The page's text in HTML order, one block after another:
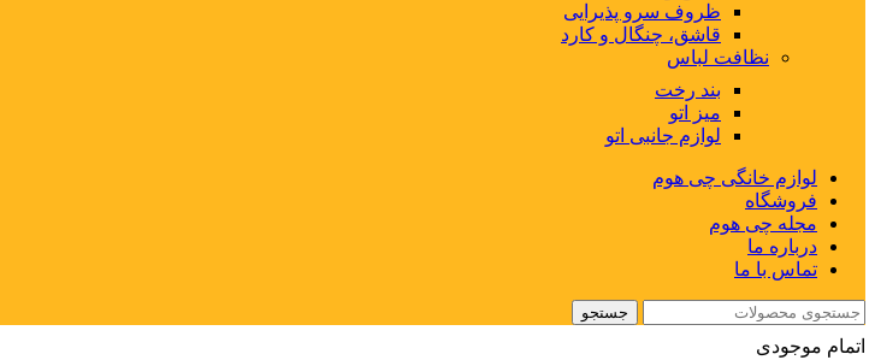
ظروف سرو پذیرایی
قاشق، چنگال و کارد
نظافت لباس
بند رخت
میز اتو
لوازم جانبی اتو
لوازم خانگی چی هوم
فروشگاه
مجله چی هوم
درباره ما
تماس با ما
جستجو
اتمام موجودی